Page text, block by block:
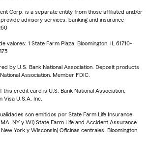
Corp. is a separate entity from those affiliated and/or
advisory services, banking and insurance
valores: 1 State Farm Plaza, Bloomington, IL 61710-
by U.S. Bank National Association. Deposit products
Association. Member FDIC.
credit card is U.S. Bank National Association,
Visa U.S.A. Inc.
son emitidos por State Farm Life Insurance
MA, NY y WI) State Farm Life and Accident Assurance
York y Wisconsin) Oficinas centrales, Bloomington,